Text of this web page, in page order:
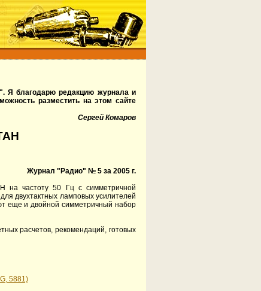
Я благодарю редакцию журнала и
разместить на этом сайте
Сергей Комаров
Журнал "Радио" № 5 за 2005 г.
на частоту 50 Гц с симметричной
двухтактных ламповых усилителей
еще и двойной симметричный набор
расчетов, рекомендаций, готовых
5881)